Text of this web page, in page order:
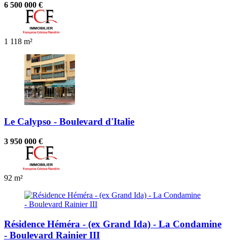
6 500 000 €
1 118 m²
Le Calypso - Boulevard d'Italie
3 950 000 €
92 m²
Résidence Héméra - (ex Grand Ida) - La Condamine
- Boulevard Rainier III